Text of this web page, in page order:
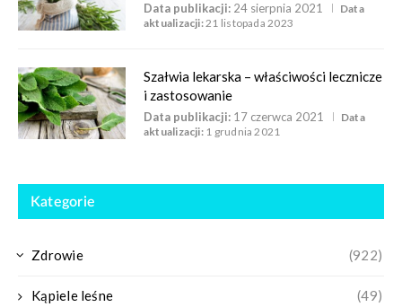
Data publikacji: 24 sierpnia 2021
Data
aktualizacji:21 listopada 2023
Szałwia lekarska – właściwości lecznicze
i zastosowanie
Data publikacji: 17 czerwca 2021
Data
aktualizacji: 1 grudnia 2021
Kategorie
Zdrowie (922)
Kąpiele leśne (49)